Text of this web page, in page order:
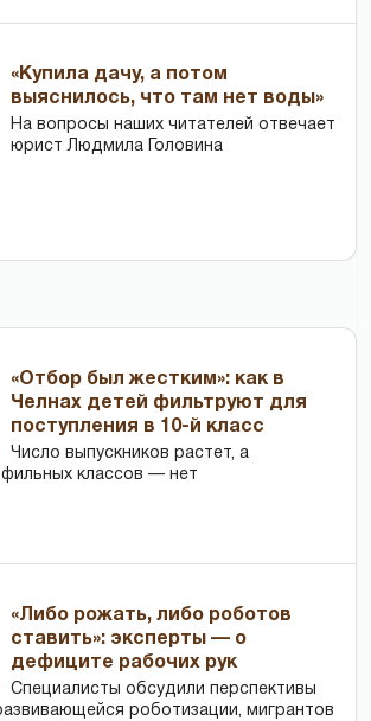
«Купила дачу, а потом
выяснилось, что там нет воды»
На вопросы наших читателей отвечает
юрист Людмила Головина
«Отбор был жестким»: как в
Челнах детей фильтруют для
поступления в 10-й класс
Число выпускников растет, а
классов — нет
«Либо рожать, либо роботов
ставить»: эксперты — о
дефиците рабочих рук
Специалисты обсудили перспективы
роботизации, мигрантов